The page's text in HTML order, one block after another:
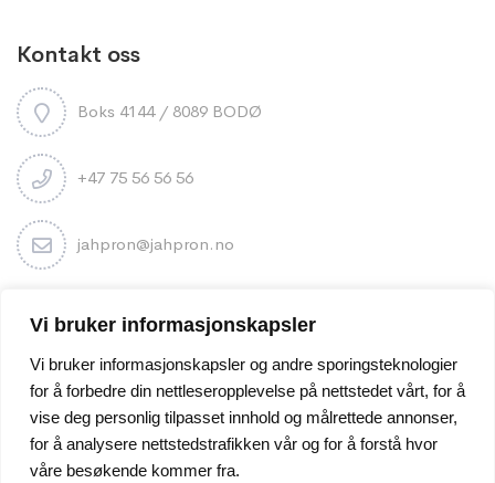
Vi bruker informasjonskapsler
Vi bruker informasjonskapsler og andre sporingsteknologier
for å forbedre din nettleseropplevelse på nettstedet vårt, for å
vise deg personlig tilpasset innhold og målrettede annonser,
for å analysere nettstedstrafikken vår og for å forstå hvor
våre besøkende kommer fra.
Kontakt oss
Boks 4144 / 8089 BODØ
+47 75 56 56 56
jahpron@jahpron.no
Nyhetsbrev